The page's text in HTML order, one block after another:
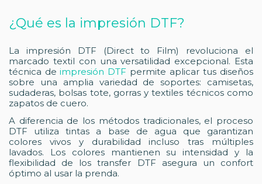
¿Qué es la impresión DTF?
La impresión DTF (Direct to Film) revoluciona el
marcado textil con una versatilidad excepcional. Esta
técnica de impresión DTF permite aplicar tus diseños
sobre una amplia variedad de soportes: camisetas,
sudaderas, bolsas tote, gorras y textiles técnicos como
zapatos de cuero.
A diferencia de los métodos tradicionales, el proceso
DTF utiliza tintas a base de agua que garantizan
colores vivos y durabilidad incluso tras múltiples
lavados. Los colores mantienen su intensidad y la
flexibilidad de los transfer DTF asegura un confort
óptimo al usar la prenda.